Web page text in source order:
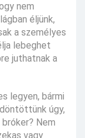
nem
éljünk,
a személyes
lebeghet
juthatnak a
legyen, bármi
úgy,
Nem
vagy